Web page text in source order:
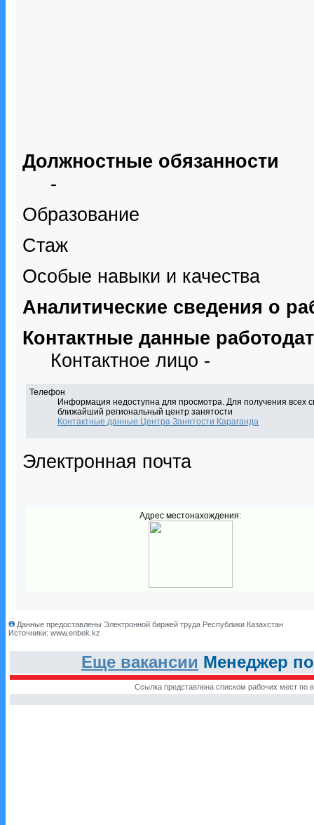
Должностные обязанности
-
Образование
Стаж
Особые навыки и качества
Аналитические сведения о
Контактные данные
Контактное лицо -
Телефон
Информация недоступна для просмотра. Для получения всех
ближайший региональный центр занятости
Контактные данные Центра Занятости Караганда
Электронная почта
Адрес местонахождения:
Данные предоставлены Электронной биржей труда Республики Казахстан
Источники: www.enbek.kz
Еще вакансии Менеджер
Ссылка представлена списком рабочих мест по